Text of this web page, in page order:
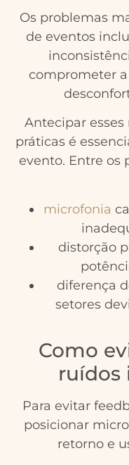
Os problemas
de eventos
comprometer
Antecipar esses
práticas é
evento. Entre os
microfonia
distorção
diferença
setores
Como
ruídos
Para evitar
posicionar
retorno e